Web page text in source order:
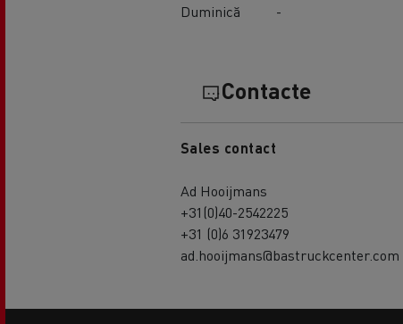
Duminică
-
Contacte
Sales contact
Ad Hooijmans
+31(0)40-2542225
+31 (0)6 31923479
ad.hooijmans@bastruckcenter.com